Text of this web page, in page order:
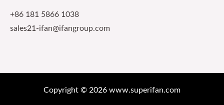
+86 181 5866 1038
sales21-ifan@ifangroup.com
Copyright © 2026 www.superifan.com